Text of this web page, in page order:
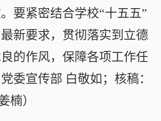
要紧密结合学校“十五五”
新要求，贯彻落实到立德
的作风，保障各项工作任
委宣传部 白敬如；核稿：
楠）